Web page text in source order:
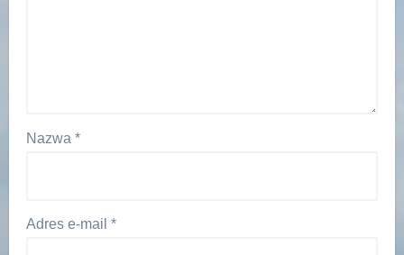
Nazwa *
Adres e-mail *